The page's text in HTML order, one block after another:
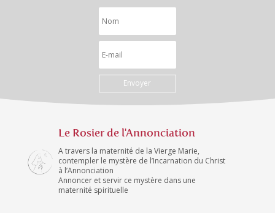
Envoyer
Le Rosier de l'Annonciation
A travers la maternité de la Vierge Marie,
contempler le mystère de l’Incarnation du Christ
à l’Annonciation
Annoncer et servir ce mystère dans une
maternité spirituelle